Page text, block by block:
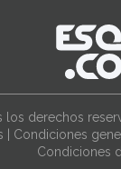
derechos
Condiciones
Condiciones